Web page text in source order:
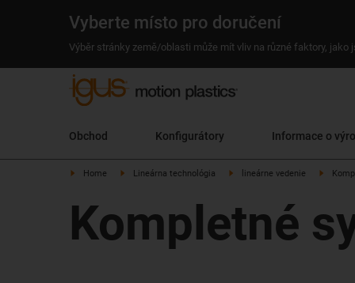
Vyberte místo pro doručení
Výběr stránky země/oblasti může mít vliv na různé faktory,
Obchod Konfigurátory Informace o
Home Lineárna technológia lineárne vedenie
Kompletné